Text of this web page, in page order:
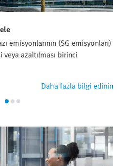
emisyonlarının (SG emisyonları)
azaltılması birinci
Daha fazla bilgi edinin